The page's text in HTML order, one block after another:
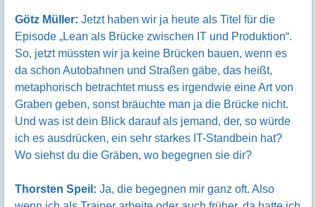
Götz Müller: Jetzt haben wir ja heute als Titel für die
Episode „Lean als Brücke zwischen IT und Produktion“.
So, jetzt müssten wir ja keine Brücken bauen, wenn es
da schon Autobahnen und Straßen gäbe, das heißt,
metaphorisch betrachtet muss es irgendwie eine Art von
Graben geben, sonst bräuchte man ja die Brücke nicht.
Und was ist dein Blick darauf als jemand, der, so würde
ich es ausdrücken, ein sehr starkes IT-Standbein hat?
Wo siehst du die Gräben, wo begegnen sie dir?
Thorsten Speil: Ja, die begegnen mir ganz oft. Also